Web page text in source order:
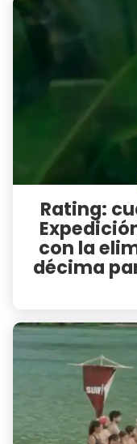
Rating:
con la
décima